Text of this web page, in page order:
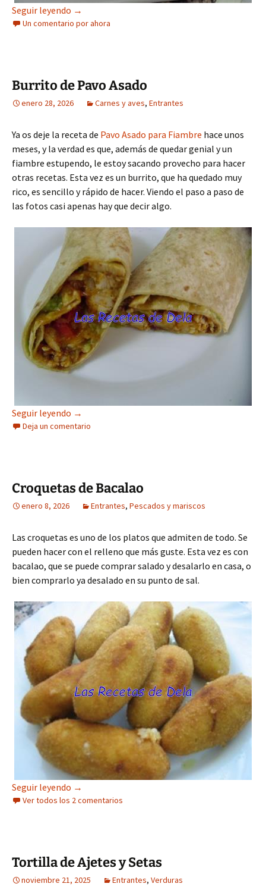
Seguir leyendo Anchoas con Sobaos (Tapa)
→
Un comentario por ahora
Burrito de Pavo Asado
enero 28, 2026 Carnes y aves, Entrantes
Ya os deje la receta de Pavo Asado para Fiambre hace unos
meses, y la verdad es que, además de quedar genial y un
fiambre estupendo, le estoy sacando provecho para hacer
otras recetas. Esta vez es un burrito, que ha quedado muy
rico, es sencillo y rápido de hacer. Viendo el paso a paso de
las fotos casi apenas hay que decir algo.
Seguir leyendo Burrito de Pavo Asado
→
Deja un comentario
Croquetas de Bacalao
enero 8, 2026 Entrantes, Pescados y mariscos
Las croquetas es uno de los platos que admiten de todo. Se
pueden hacer con el relleno que más guste. Esta vez es con
bacalao, que se puede comprar salado y desalarlo en casa, o
bien comprarlo ya desalado en su punto de sal.
Seguir leyendo Croquetas de Bacalao
→
Ver todos los 2 comentarios
Tortilla de Ajetes y Setas
noviembre 21, 2025 Entrantes, Verduras